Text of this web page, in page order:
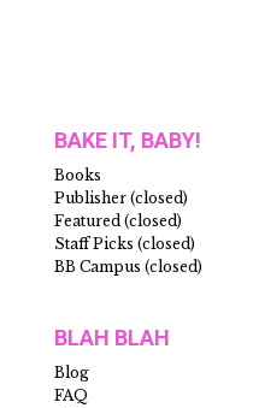
BAKE IT, BABY!
Books
Publisher (closed)
Featured (closed)
Staff Picks (closed)
BB Campus (closed)
BLAH BLAH
Blog
FAQ